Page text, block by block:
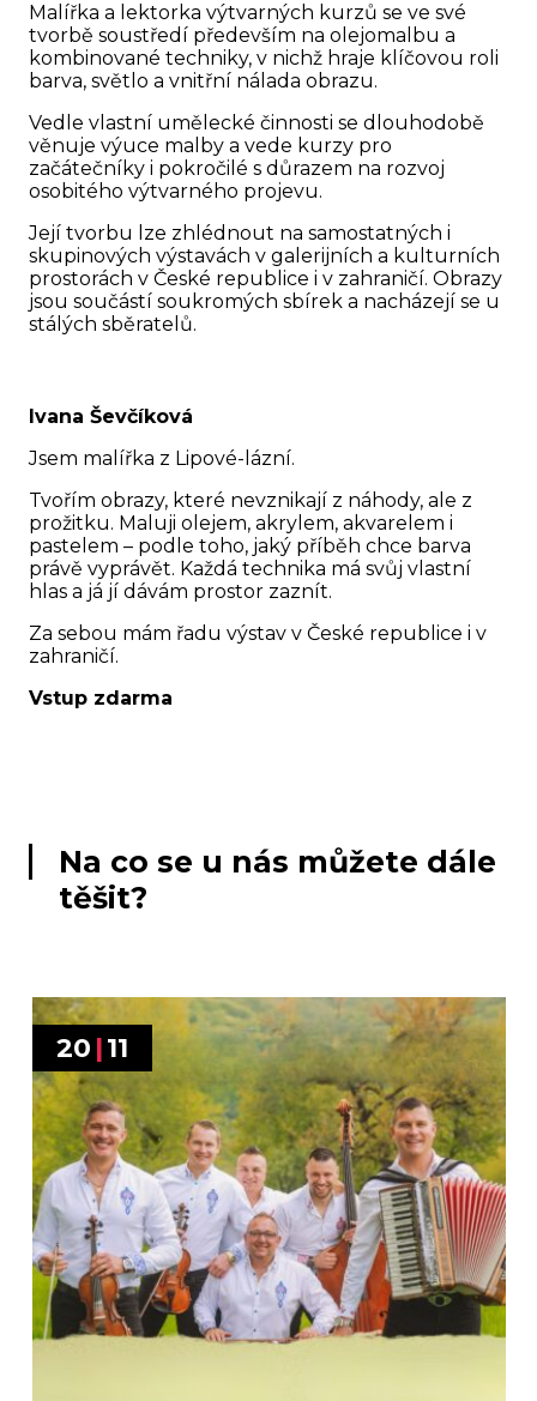
Malířka a lektorka výtvarných kurzů se ve své
tvorbě soustředí především na olejomalbu a
kombinované techniky, v nichž hraje klíčovou roli
barva, světlo a vnitřní nálada obrazu.
Vedle vlastní umělecké činnosti se dlouhodobě
věnuje výuce malby a vede kurzy pro
začátečníky i pokročilé s důrazem na rozvoj
osobitého výtvarného projevu.
Její tvorbu lze zhlédnout na samostatných i
skupinových výstavách v galerijních a kulturních
prostorách v České republice i v zahraničí. Obrazy
jsou součástí soukromých sbírek a nacházejí se u
stálých sběratelů.
Ivana Ševčíková
Jsem malířka z Lipové-lázní.
Tvořím obrazy, které nevznikají z náhody, ale z
prožitku. Maluji olejem, akrylem, akvarelem i
pastelem – podle toho, jaký příběh chce barva
právě vyprávět. Každá technika má svůj vlastní
hlas a já jí dávám prostor zaznít.
Za sebou mám řadu výstav v České republice i v
zahraničí.
Vstup zdarma
Na co se u nás můžete dále
těšit?
20 |11